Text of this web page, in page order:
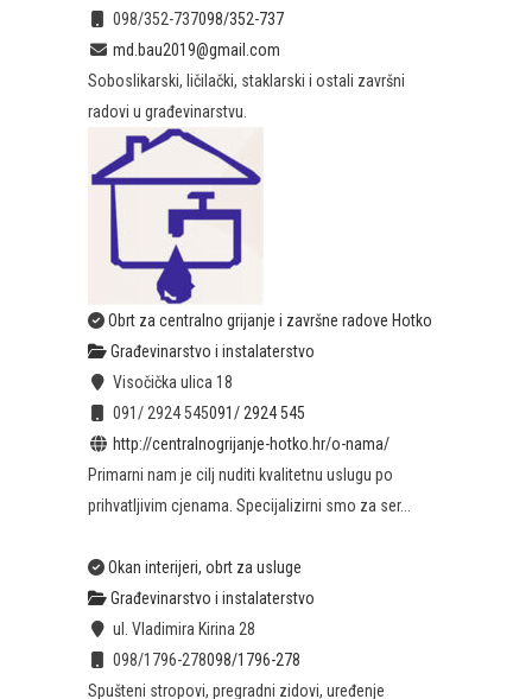
098/352-737098/352-737
md.bau2019@gmail.com
Soboslikarski, ličilački, staklarski i ostali završni
radovi u građevinarstvu.
Obrt za centralno grijanje i završne radove Hotko
Građevinarstvo i instalaterstvo
Visočička ulica 18
091/ 2924 545091/ 2924 545
http://centralnogrijanje-hotko.hr/o-nama/
Primarni nam je cilj nuditi kvalitetnu uslugu po
prihvatljivim cjenama. Specijalizirni smo za ser...
Okan interijeri, obrt za usluge
Građevinarstvo i instalaterstvo
ul. Vladimira Kirina 28
098/1796-278098/1796-278
Spušteni stropovi, pregradni zidovi, uređenje